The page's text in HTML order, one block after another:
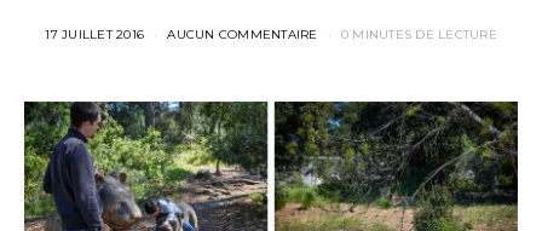
17 JUILLET 2016 AUCUN COMMENTAIRE 0 MINUTES DE LECTURE